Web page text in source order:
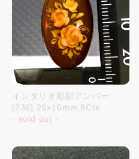
インタリオ彫刻アンバー
[236] 26x16mm 8Cts
- sold out -